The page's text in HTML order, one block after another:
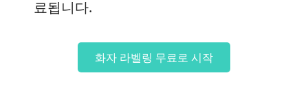
료됩니다.
화자 라벨링 무료로 시작